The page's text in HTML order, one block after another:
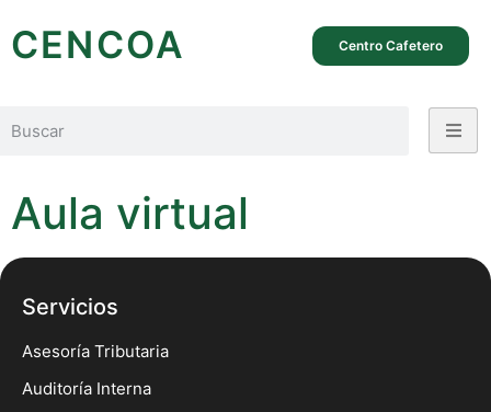
CENCOA Centro Cafetero
Aula virtual
Servicios
Asesoría Tributaria
Auditoría Interna